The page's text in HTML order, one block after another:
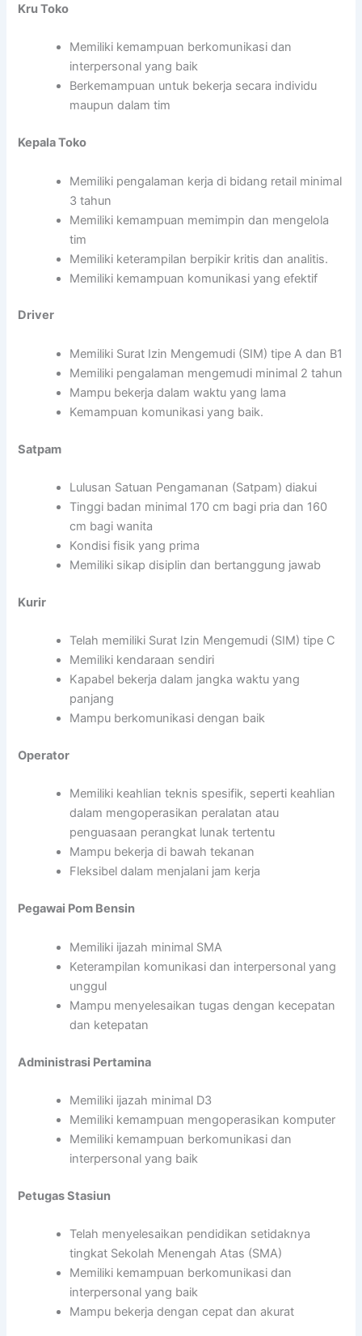
Kru Toko
Memiliki kemampuan berkomunikasi dan
interpersonal yang baik
Berkemampuan untuk bekerja secara individu
maupun dalam tim
Kepala Toko
Memiliki pengalaman kerja di bidang retail minimal
3 tahun
Memiliki kemampuan memimpin dan mengelola
tim
Memiliki keterampilan berpikir kritis dan analitis.
Memiliki kemampuan komunikasi yang efektif
Driver
Memiliki Surat Izin Mengemudi (SIM) tipe A dan B1
Memiliki pengalaman mengemudi minimal 2 tahun
Mampu bekerja dalam waktu yang lama
Kemampuan komunikasi yang baik.
Satpam
Lulusan Satuan Pengamanan (Satpam) diakui
Tinggi badan minimal 170 cm bagi pria dan 160
cm bagi wanita
Kondisi fisik yang prima
Memiliki sikap disiplin dan bertanggung jawab
Kurir
Telah memiliki Surat Izin Mengemudi (SIM) tipe C
Memiliki kendaraan sendiri
Kapabel bekerja dalam jangka waktu yang
panjang
Mampu berkomunikasi dengan baik
Operator
Memiliki keahlian teknis spesifik, seperti keahlian
dalam mengoperasikan peralatan atau
penguasaan perangkat lunak tertentu
Mampu bekerja di bawah tekanan
Fleksibel dalam menjalani jam kerja
Pegawai Pom Bensin
Memiliki ijazah minimal SMA
Keterampilan komunikasi dan interpersonal yang
unggul
Mampu menyelesaikan tugas dengan kecepatan
dan ketepatan
Administrasi Pertamina
Memiliki ijazah minimal D3
Memiliki kemampuan mengoperasikan komputer
Memiliki kemampuan berkomunikasi dan
interpersonal yang baik
Petugas Stasiun
Telah menyelesaikan pendidikan setidaknya
tingkat Sekolah Menengah Atas (SMA)
Memiliki kemampuan berkomunikasi dan
interpersonal yang baik
Mampu bekerja dengan cepat dan akurat